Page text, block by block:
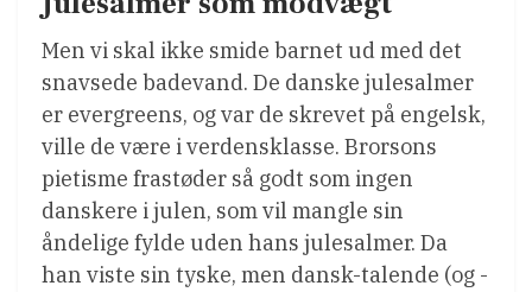
Men vi skal ikke smide barnet ud med det
snavsede badevand. De danske julesalmer
er evergreens, og var de skrevet på engelsk,
ville de være i verdensklasse. Brorsons
pietisme frastøder så godt som ingen
danskere i julen, som vil mangle sin
åndelige fylde uden hans julesalmer. Da
han viste sin tyske, men dansk-talende (og -